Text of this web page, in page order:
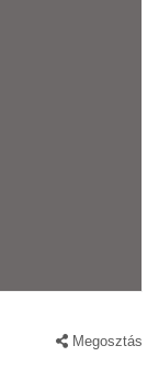
Megosztás